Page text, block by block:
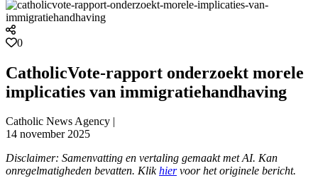
0
CatholicVote-rapport onderzoekt morele
implicaties van immigratiehandhaving
Catholic News Agency |
14 november 2025
Disclaimer: Samenvatting en vertaling gemaakt met AI. Kan
onregelmatigheden bevatten. Klikhiervoor het originele bericht.